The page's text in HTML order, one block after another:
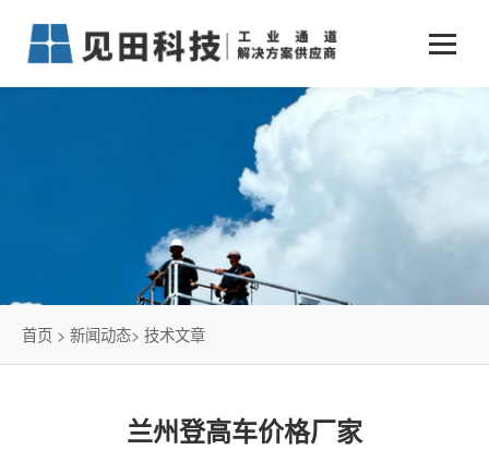
业务中心
仓储物流通道解决方案
智能立体库解决方案
简易升降机解决方案
新闻动态 +
传统仓储物流
石油化工行业
发展历程
首页 > 新闻动态> 技术文章
兰州登高车价格厂家